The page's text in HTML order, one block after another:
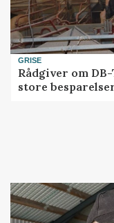
GRISE
Rådgiver om
store